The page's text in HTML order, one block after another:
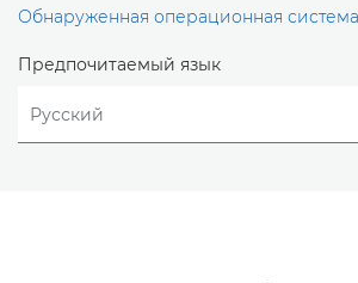
Обнаруженная операционная система
Предпочитаемый язык